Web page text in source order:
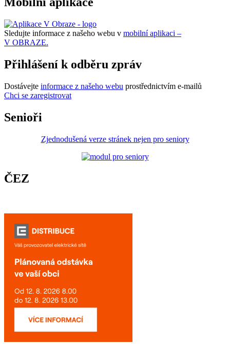
Sledujte informace z našeho webu v mobilní aplikaci –
V OBRAZE.
Přihlášení k odběru zpráv
Dostávejte informace z našeho webu prostřednictvím e-mailů
Chci se zaregistrovat
Senioři
Zjednodušená verze stránek nejen pro seniory
ČEZ